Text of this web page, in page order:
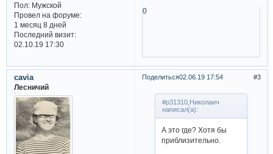
Пол:Мужской
Провел на форуме:
1 месяц 8 дней
Последний визит:
02.10.19 17:30
0
Поделиться 3
02.06.19 17:54
cavia
Лесничий
#p31310,Николаич
написал(а):
А это где? Хотя бы
приблизительно.